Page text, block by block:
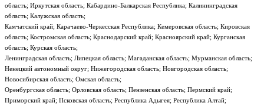
область; Иркутская область; Кабардино-Балкарская Республика; Калининградская
область; Калужская область;
Камчатский край; Карачаево-Черкесская Республика; Кемеровская область; Кировская
область; Костромская область; Краснодарский край; Красноярский край; Курганская
область; Курская область;
Ленинградская область; Липецкая область; Магаданская область; Мурманская область;
Ненецкий автономный округ; Нижегородская область; Новгородская область;
Новосибирская область; Омская область;
Оренбургская область; Орловская область; Пензенская область; Пермский край;
Приморский край; Псковская область; Республика Адыгея; Республика Алтай;